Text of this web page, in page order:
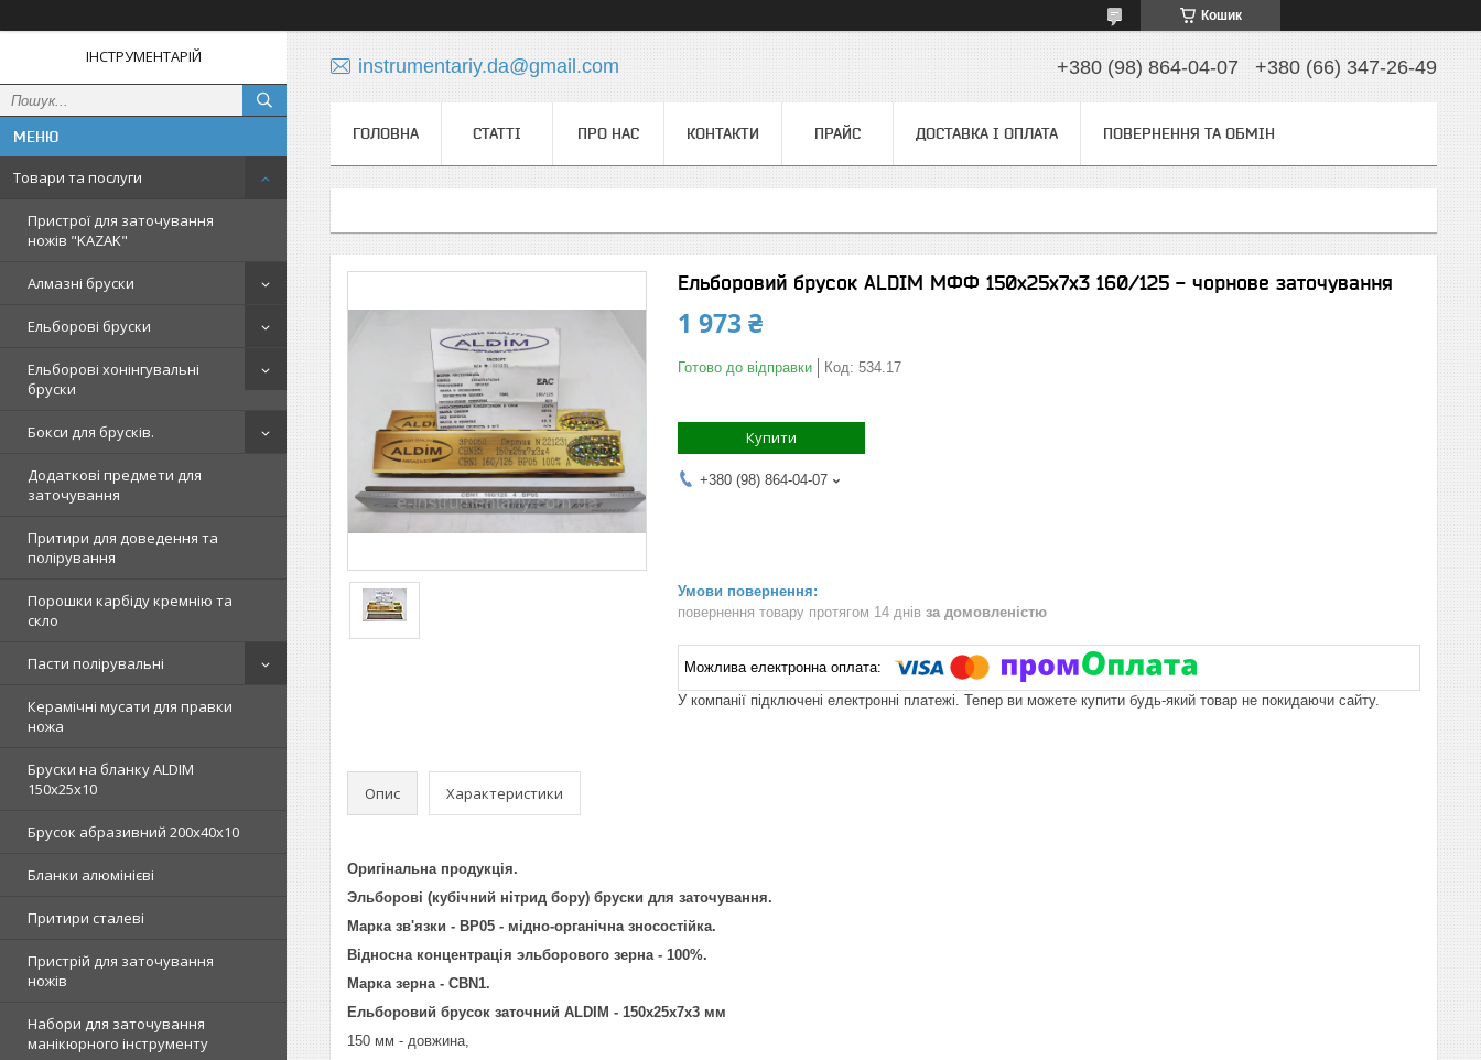
Кошик
ІНСТРУМЕНТАРІЙ
Товари та послуги
Пристрої для заточування
ножів "KAZAK"
Алмазні бруски
Ельборові бруски
Ельборові хонінгувальні
бруски
Бокси для брусків.
Додаткові предмети для
заточування
Притири для доведення та
полірування
Порошки карбіду кремнію та
скло
Пасти полірувальні
Керамічні мусати для правки
ножа
Бруски на бланку ALDIM
150х25х10
Брусок абразивний 200х40х10
Бланки алюмінієві
Притири сталеві
Пристрій для заточування
ножів
Набори для заточування
манікюрного інструменту
instrumentariy.da@gmail.com +380 (98) 864-04-07 +380 (66) 347-26-49
ГОЛОВНА СТАТТІ ПРО НАС КОНТАКТИ ПРАЙС ДОСТАВКА І ОПЛАТА ПОВЕРНЕННЯ ТА ОБМІН
Ельборовий брусок ALDIM МФФ 150х25х7х3 160/125 - чорнове заточування
1 973 ₴
Готово до відправки Код: 534.17
Купити
+380 (98) 864-04-07
повернення товару протягом 14 днів за домовленістю
У компанії підключені електронні платежі. Тепер ви можете купити будь-який товар не покидаючи сайту.
Опис Характеристики
Оригінальна продукція.
Эльборові (кубічний нітрид бору) бруски для заточування.
Марка зв'язки - ВР05 - мідно-органічна зносостійка.
Відносна концентрація эльборового зерна - 100%.
Марка зерна - СBN1.
Ельборовий брусок заточний ALDIM - 150х25х7х3 мм
150 мм - довжина,